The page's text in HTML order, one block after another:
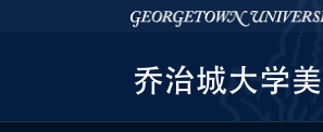
Skip to 美中全球议题对话项目 Full
Skip to main contentGeorgetown